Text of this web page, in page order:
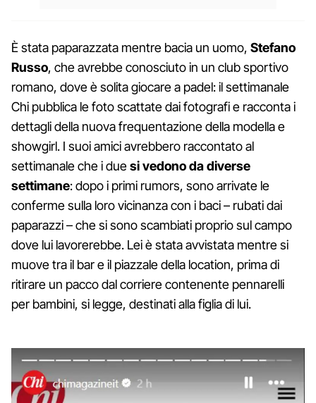
È stata paparazzata mentre bacia un uomo, Stefano
Russo, che avrebbe conosciuto in un club sportivo
romano, dove è solita giocare a padel: il settimanale
Chi pubblica le foto scattate dai fotografi e racconta i
dettagli della nuova frequentazione della modella e
showgirl. I suoi amici avrebbero raccontato al
settimanale che i duesi vedono da diverse
settimane: dopo i primi rumors, sono arrivate le
conferme sulla loro vicinanza con i baci – rubati dai
paparazzi – che si sono scambiati proprio sul campo
dove lui lavorerebbe. Lei è stata avvistata mentre si
muove tra il bar e il piazzale della location, prima di
ritirare un pacco dal corriere contenente pennarelli
per bambini, si legge, destinati alla figlia di lui.